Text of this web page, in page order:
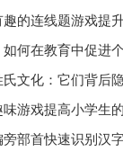
的连线题游戏提
何在教育中促进
文化：它们背后
游戏提高小学生
部首快速识别汉